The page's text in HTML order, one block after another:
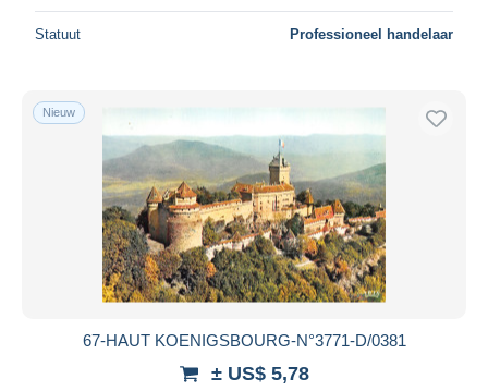
Statuut Professioneel handelaar
Nieuw
67-HAUT KOENIGSBOURG-N°3771-D/0381
± US$ 5,78